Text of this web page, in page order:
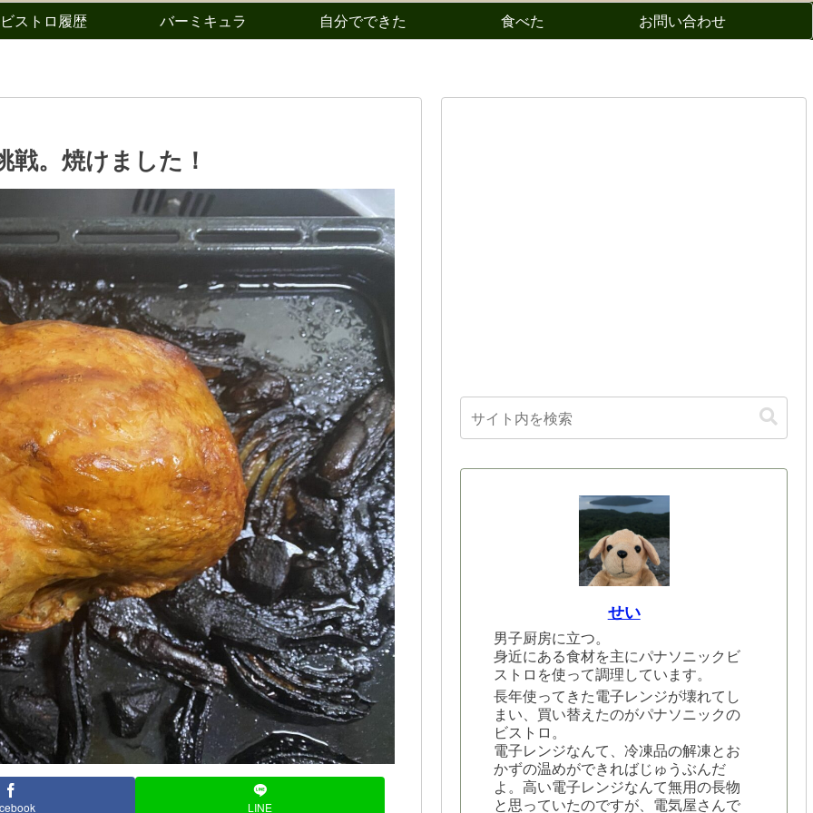
ビストロ履歴 バーミキュラ 自分でできた 食べた お問い合わせ
。焼けました！
LINE
せい
男子厨房に立つ。
身近にある食材を主にパナソニックビ
ストロを使って調理しています。
長年使ってきた電子レンジが壊れてし
まい、買い替えたのがパナソニックの
ビストロ。
電子レンジなんて、冷凍品の解凍とお
かずの温めができればじゅうぶんだ
よ。高い電子レンジなんて無用の長物
と思っていたのですが、電気屋さんで